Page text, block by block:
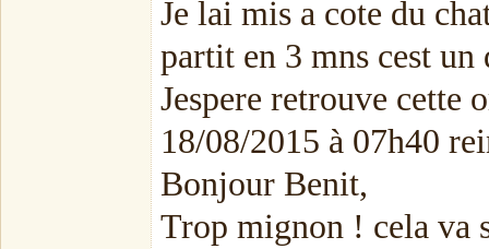
Je lai mis a cote du
partit en 3 mns cest un
Jespere retrouve cette
18/08/2015 à 07h40
Bonjour Benit,
Trop mignon ! cela va